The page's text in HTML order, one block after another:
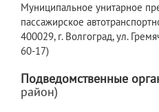
Муниципальное унитарное
пассажирское
400029, г. Волгоград, ул.
60-17)
Подведомственные
район)